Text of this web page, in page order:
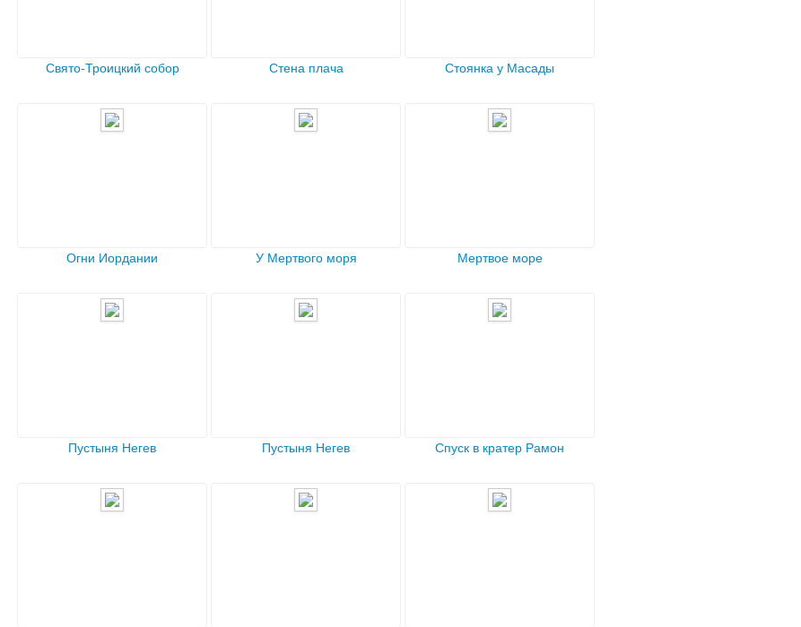
Свято-Троицкий собор Стена плача Стоянка у Масады
Огни Иордании У Мертвого моря Мертвое море
Пустыня Негев Пустыня Негев Спуск в кратер Рамон